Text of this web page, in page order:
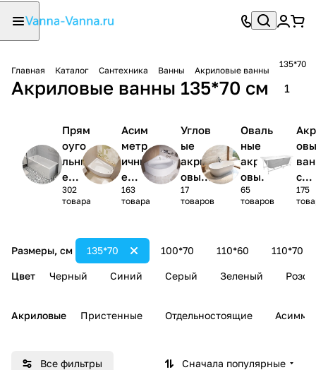
Главная Каталог Сантехника Ванны Акриловые ванны
135*70
Акриловые ванны 135*70 см 1
Прям
оуго
льны
е
акри
ловы
ванн
ы
302
товара
Асим
метр
ичны
е
акри
ловы
ванн
163
товара
Углов
ые
акрил
овые
ванны
1/4
17
товаров
Оваль
ные
акрил
овые
ванны
65
товаров
с
сом
)
175
Размеры, см 100*70 110*60 110*70
135*70
Цвет Черный Синий Серый Зеленый
Акриловые Пристенные Отдельностоящие
Все фильтры Сначала популярные